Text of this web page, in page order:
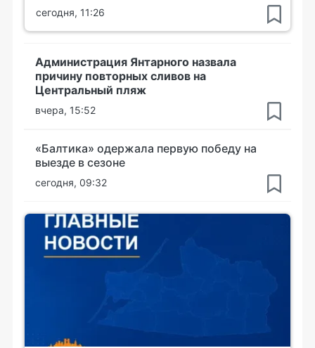
сегодня, 11:26
Администрация Янтарного назвала
причину повторных сливов на
Центральный пляж
вчера, 15:52
«Балтика» одержала первую победу на
выезде в сезоне
сегодня, 09:32